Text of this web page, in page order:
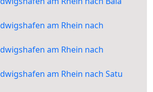
am Rhein nach
am Rhein nach
am Rhein nach Satu